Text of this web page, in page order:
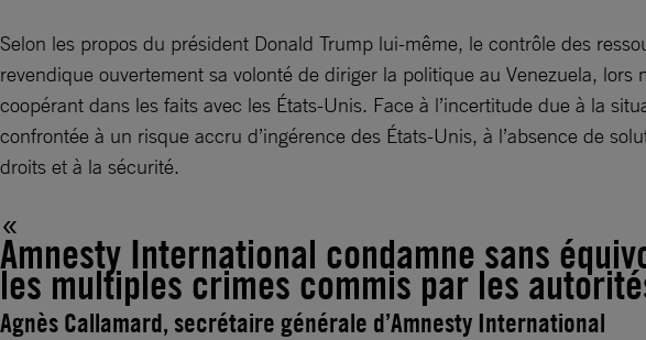
Selon les propos du président Donald Trump lui-même, le contrôle des
revendique ouvertement sa volonté de diriger la politique au Venezuela,
coopérant dans les faits avec les États-Unis. Face à l’incertitude due à la
confrontée à un risque accru d’ingérence des États-Unis, à l’absence de
droits et à la sécurité.
Amnesty International condamne sans
les multiples crimes commis par les
Agnès Callamard, secrétaire générale d’Amnesty International